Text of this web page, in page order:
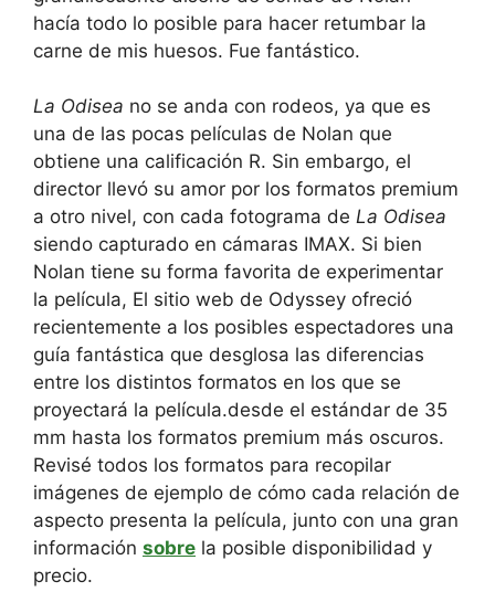
hacía todo lo posible para hacer retumbar la
carne de mis huesos. Fue fantástico.
La Odisea no se anda con rodeos, ya que es
una de las pocas películas de Nolan que
obtiene una calificación R. Sin embargo, el
director llevó su amor por los formatos premium
a otro nivel, con cada fotograma de La Odisea
siendo capturado en cámaras IMAX. Si bien
Nolan tiene su forma favorita de experimentar
la película, El sitio web de Odyssey ofreció
recientemente a los posibles espectadores una
guía fantástica que desglosa las diferencias
entre los distintos formatos en los que se
proyectará la película.desde el estándar de 35
mm hasta los formatos premium más oscuros.
Revisé todos los formatos para recopilar
imágenes de ejemplo de cómo cada relación de
aspecto presenta la película, junto con una gran
información sobre la posible disponibilidad y
precio.